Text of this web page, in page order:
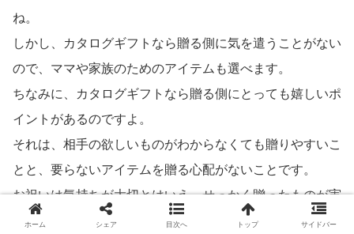
ね。
しかし、カタログギフトなら贈る側に気を遣うことがない
ので、ママや家族のためのアイテムも選べます。
ちなみに、カタログギフトなら贈る側にとっても嬉しいポ
イントがあるのですよ。
それは、相手の欲しいものがわからなくても贈りやすいこ
とと、要らないアイテムを贈る心配がないことです。
お祝いは気持ちが大切とはいえ、せっかく贈ったものが実
は必要なかった、好みではなく使う機会がないとなったら
ホーム シェア 目次へ トップ サイドバー